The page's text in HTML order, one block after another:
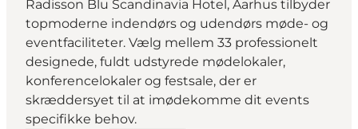
Radisson Blu Scandinavia Hotel, Aarhus tilbyder
topmoderne indendørs og udendørs møde- og
eventfaciliteter. Vælg mellem 33 professionelt
designede, fuldt udstyrede mødelokaler,
konferencelokaler og festsale, der er
skræddersyet til at imødekomme dit events
specifikke behov.